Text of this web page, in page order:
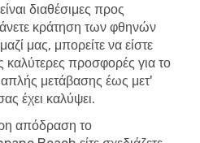
διαθέσιμες προς
κράτηση των φθηνών
μας, μπορείτε να είστε
καλύτερες προσφορές για το
απλής μετάβασης έως μετ'
έχει καλύψει.
απόδραση το